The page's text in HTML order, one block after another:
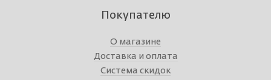
Покупателю
О магазине
Доставка и оплата
Система скидок